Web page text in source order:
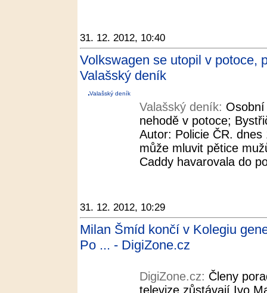
31. 12. 2012, 10:40
Volkswagen se utopil v potoce,
Valašský deník
Valašský deník
Valašský deník: Osobní
nehodě v potoce;
Autor: Policie ČR.
může mluvit pětice
Caddy havarovala do
31. 12. 2012, 10:29
Milan Šmíd končí v Kolegiu
Po ... - DigiZone.cz
DigiZone.cz: Členy
televize zůstávají Ivo